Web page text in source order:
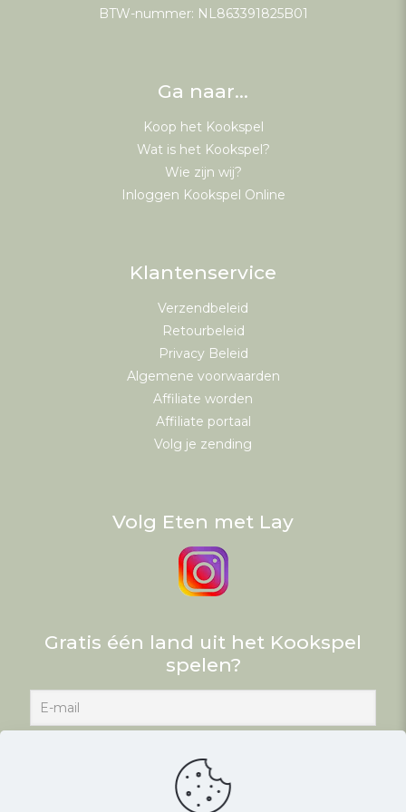
BTW-nummer: NL863391825B01
Ga naar…
Koop het Kookspel
Wat is het Kookspel?
Wie zijn wij?
Inloggen Kookspel Online
Klantenservice
Verzendbeleid
Retourbeleid
Privacy Beleid
Algemene voorwaarden
Affiliate worden
Affiliate portaal
Volg je zending
Volg Eten met Lay
Gratis één land uit het Kookspel
spelen?